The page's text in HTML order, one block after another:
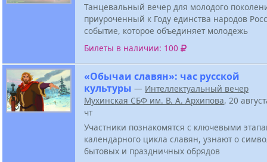
Танцевальный вечер для молодого
приуроченный к Году единства народов
событие, которое объединяет молодежь
Билеты в наличии: 100
«Обычаи славян»: час русской
культуры — Интеллектуальный вечер
Мухинская СБФ им. В. А. Архипова, 20
чт
Участники познакомятся с ключевыми
календарного цикла славян, узнают о
бытовых и праздничных обрядов